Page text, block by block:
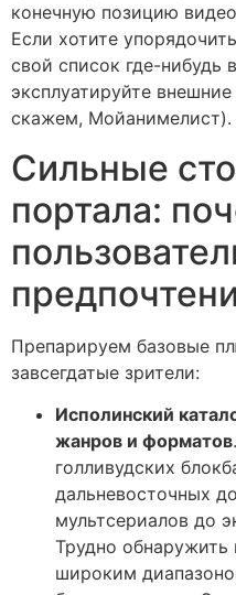
конечную позицию
Если хотите
свой список где-нибудь
эксплуатируйте
скажем, Мойанимелист).
Сильные
портала:
Препарируем базовые
завсегдатые зрители:
Исполинский
жанров и форматов
голливудских
дальневосточных
мультсериалов до
Трудно
широким